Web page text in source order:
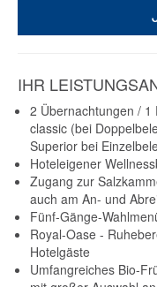
IHR
2 Übernachtungen / 1
classic (bei
Superior bei
Hoteleigener
Zugang zur
auch am An- und
Fünf-Gänge-
Royal-Oase -
Hotelgäste
Umfangreiches Bio-